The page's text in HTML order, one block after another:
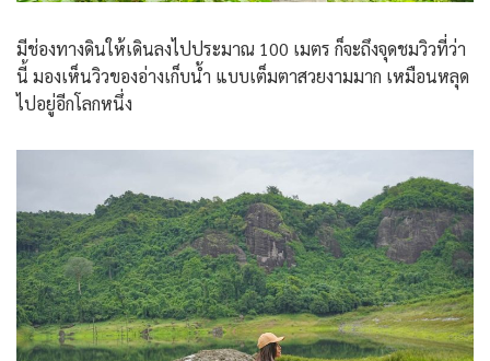
มีช่องทางดินให้เดินลงไปประมาณ 100 เมตร ก็จะถึงจุดชมวิวที่ว่า
นี้ มองเห็นวิวของอ่างเก็บน้ำ แบบเต็มตาสวยงามมาก เหมือนหลุด
ไปอยู่อีกโลกหนึ่ง